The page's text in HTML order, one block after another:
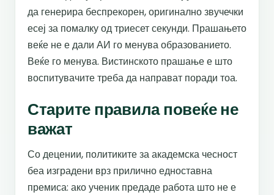
да генерира беспрекорен, оригинално звучечки
есеј за помалку од триесет секунди. Прашањето
веќе не е дали АИ го менува образованието.
Веќе го менува. Вистинското прашање е што
воспитувачите треба да направат поради тоа.
Старите правила повеќе не
важат
Со децении, политиките за академска чесност
беа изградени врз прилично едноставна
премиса: ако ученик предаде работа што не е